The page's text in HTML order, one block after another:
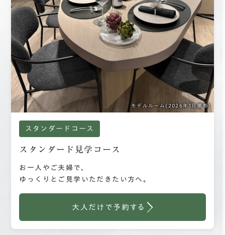
モデルルーム(2026年1月撮影)
スタンダードコース
スタンダード見学コース
お一人やご夫婦で、
ゆっくりとご見学いただきたい方へ。
大人だけで予約する